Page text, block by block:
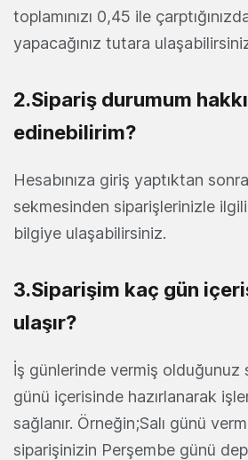
toplamınızı 0,45 ile
yapacağınız tutara
2.Sipariş durumum
edinebilirim?
Hesabınıza giriş yaptıktan
sekmesinden siparişlerinizle
bilgiye ulaşabilirsiniz.
3.Siparişim kaç gün
ulaşır?
İş günlerinde vermiş olduğunuz
günü içerisinde hazırlanarak
sağlanır. Örneğin;Salı günü
siparişinizin Perşembe günü